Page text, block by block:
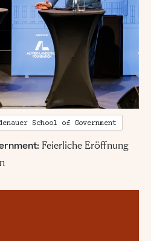
School of Government
Feierliche Eröffnung